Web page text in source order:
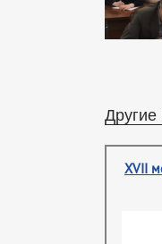
Другие
XVII